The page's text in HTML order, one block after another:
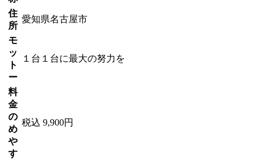
住
所
愛知県名古屋市
モ
ッ
ト
ー
１台１台に最大の努力を
料
金
の
め
や
す
税込 9,900円